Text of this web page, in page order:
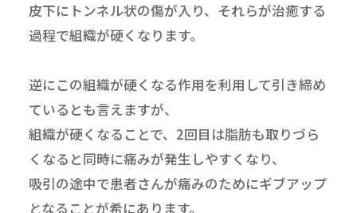
皮下にトンネル状の傷が入り、それらが治癒する
過程で組織が硬くなります。
逆にこの組織が硬くなる作用を利用して引き締め
ているとも言えますが、
組織が硬くなることで、2回目は脂肪も取りづら
くなると同時に痛みが発生しやすくなり、
吸引の途中で患者さんが痛みのためにギブアップ
となることが希にあります。